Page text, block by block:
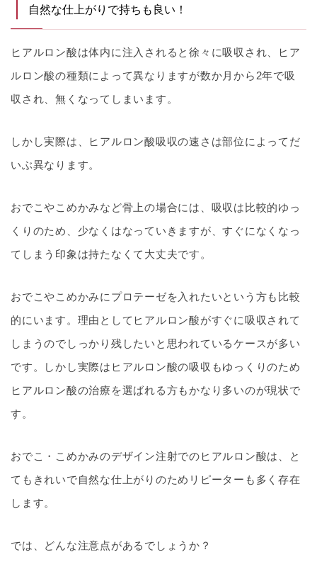
自然な仕上がりで持ちも良い！
ヒアルロン酸は体内に注入されると徐々に吸収され、ヒア
ルロン酸の種類によって異なりますが数か月から2年で吸
収され、無くなってしまいます。
しかし実際は、ヒアルロン酸吸収の速さは部位によってだ
いぶ異なります。
おでこやこめかみなど骨上の場合には、吸収は比較的ゆっ
くりのため、少なくはなっていきますが、すぐになくなっ
てしまう印象は持たなくて大丈夫です。
おでこやこめかみにプロテーゼを入れたいという方も比較
的にいます。理由としてヒアルロン酸がすぐに吸収されて
しまうのでしっかり残したいと思われているケースが多い
です。しかし実際はヒアルロン酸の吸収もゆっくりのため
ヒアルロン酸の治療を選ばれる方もかなり多いのが現状で
す。
おでこ・こめかみのデザイン注射でのヒアルロン酸は、と
てもきれいで自然な仕上がりのためリピーターも多く存在
します。
では、どんな注意点があるでしょうか？